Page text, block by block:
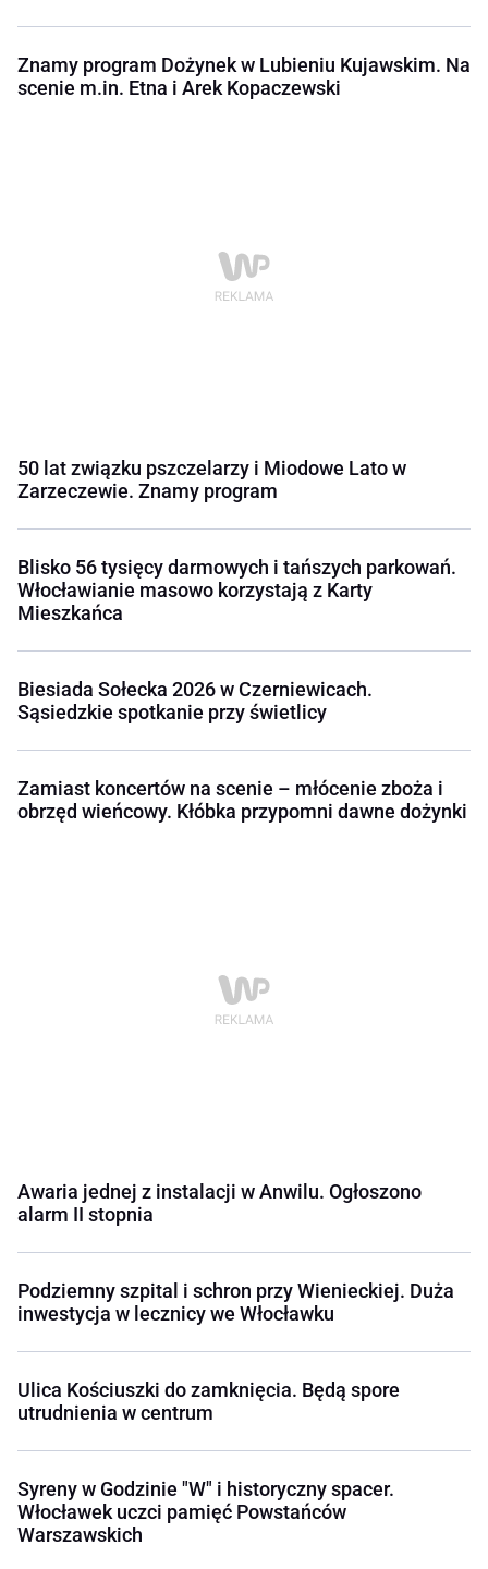
Znamy program Dożynek w Lubieniu Kujawskim. Na
scenie m.in. Etna i Arek Kopaczewski
50 lat związku pszczelarzy i Miodowe Lato w
Zarzeczewie. Znamy program
Blisko 56 tysięcy darmowych i tańszych parkowań.
Włocławianie masowo korzystają z Karty
Mieszkańca
Biesiada Sołecka 2026 w Czerniewicach.
Sąsiedzkie spotkanie przy świetlicy
Zamiast koncertów na scenie – młócenie zboża i
obrzęd wieńcowy. Kłóbka przypomni dawne dożynki
Awaria jednej z instalacji w Anwilu. Ogłoszono
alarm II stopnia
Podziemny szpital i schron przy Wienieckiej. Duża
inwestycja w lecznicy we Włocławku
Ulica Kościuszki do zamknięcia. Będą spore
utrudnienia w centrum
Syreny w Godzinie "W" i historyczny spacer.
Włocławek uczci pamięć Powstańców
Warszawskich